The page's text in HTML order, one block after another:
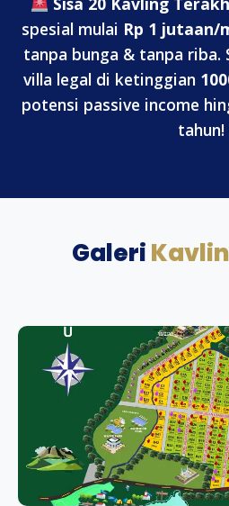
spesial mulai Rp 1 jutaan/
tanpa bunga & tanpa riba.
villa legal di ketinggian
potensi passive income
tahun!
Galeri